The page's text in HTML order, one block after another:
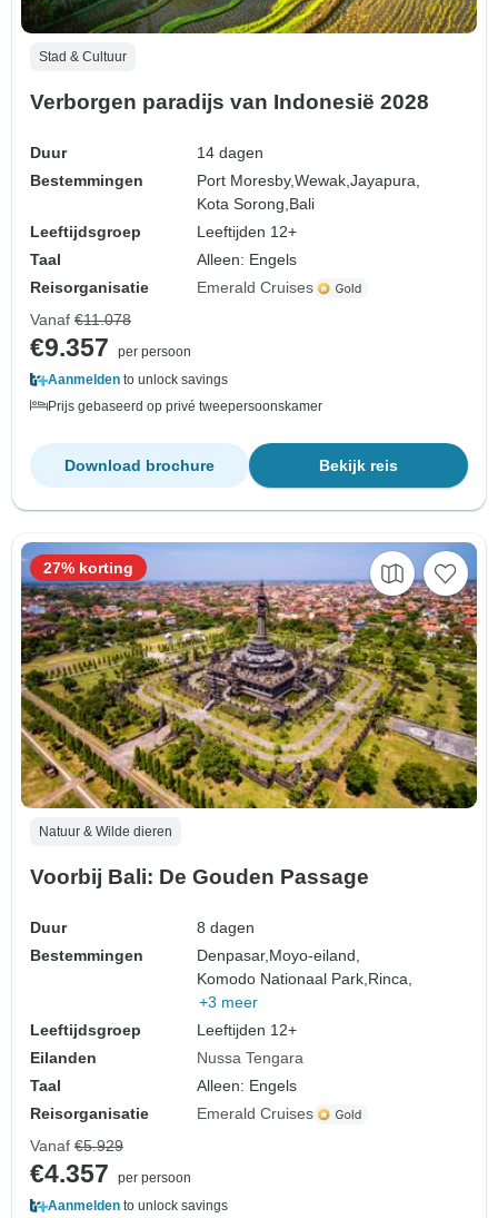
Stad & Cultuur
Verborgen paradijs van Indonesië 2028
Duur
14 dagen
Bestemmingen
Port Moresby,Wewak,Jayapura,
Kota Sorong, Bali
Leeftijdsgroep
Leeftijden 12+
Taal
Alleen: Engels
Reisorganisatie
Emerald Cruises
Vanaf €11.078
€9.357
per persoon
Aanmelden to unlock savings
Prijs gebaseerd op privé tweepersoonskamer
Bekijk reis
Download brochure
Natuur & Wilde dieren
Voorbij Bali: De Gouden Passage
Duur
8 dagen
Bestemmingen
Denpasar,Moyo-eiland,
Komodo Nationaal Park,Rinca,
+3 meer
Leeftijdsgroep
Leeftijden 12+
Eilanden
Nussa Tengara
Taal
Alleen: Engels
Reisorganisatie
Emerald Cruises
27% korting
Vanaf €5.929
€4.357
per persoon
Aanmelden to unlock savings